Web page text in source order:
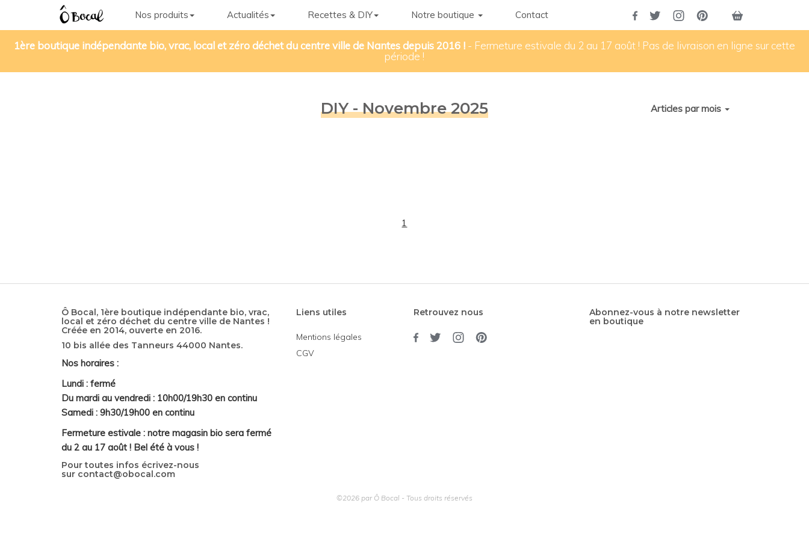
Nos produits Actualités Recettes & DIY Notre boutique Contact
1ère boutique indépendante bio, vrac, local et zéro déchet du centre ville de Nantes depuis 2016 ! - Fermeture estivale du 2 au 17 août ! Pas de livraison en ligne sur cette
période !
DIY - Novembre 2025 Articles par mois
1
Ô Bocal, 1ère boutique indépendante bio, vrac,
local et zéro déchet du centre ville de Nantes !
Créée en 2014, ouverte en 2016.
10 bis allée des Tanneurs 44000 Nantes.
Nos horaires :
Lundi : fermé
Du mardi au vendredi : 10h00/19h30 en continu
Samedi : 9h30/19h00 en continu
Fermeture estivale : notre magasin bio sera fermé
du 2 au 17 août ! Bel été à vous !
Pour toutes infos écrivez-nous
sur contact@obocal.com
Liens utiles
Mentions légales
CGV
Retrouvez nous
Abonnez-vous à notre newsletter
en boutique
©2026 par Ô Bocal - Tous droits réservés